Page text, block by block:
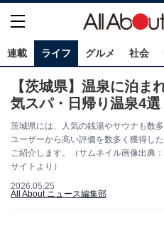
連載 ライフ グルメ 社会
【茨城県】温泉に泊ま
気スパ・日帰り温泉4選
茨城県には、人気の銭湯やサウナも数
ユーザーから高い評価を数多く獲得し
ご紹介します。（サムネイル画像出典
サイトより）
2026.05.25
All About ニュース編集部